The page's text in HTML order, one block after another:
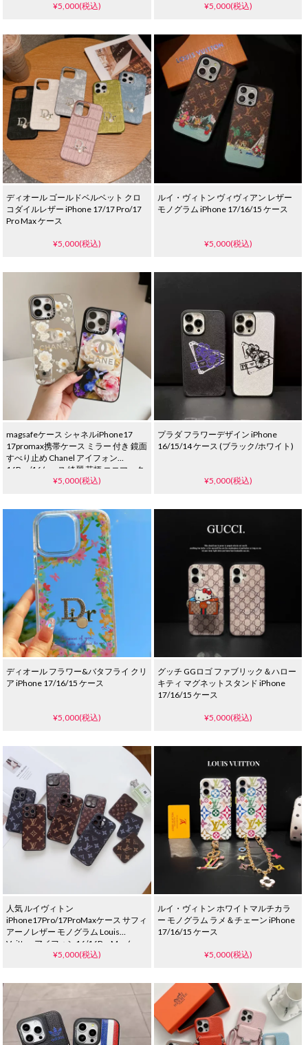
¥5,000(税込) ¥5,000(税込)
ディオール ゴールドベルベット クロ
コダイルレザー iPhone 17/17 Pro/17
Pro Max ケース
¥5,000(税込)
ルイ・ヴィトン ヴィヴィアン レザー
モノグラム iPhone 17/16/15 ケース
¥5,000(税込)
magsafeケース シャネルiPhone17
17promax携帯ケース ミラー 付き 鏡面
すべり止め Chanel アイフォン
16Pro/16ケース 綺麗 花柄 ココマーク
電気メッキ ハイ ブランド
¥5,000(税込)
プラダ フラワーデザイン iPhone
16/15/14 ケース (ブラック/ホワイト)
¥5,000(税込)
ディオール フラワー&バタフライ クリ
ア iPhone 17/16/15 ケース
¥5,000(税込)
グッチ GGロゴ ファブリック＆ハロー
キティ マグネットスタンド iPhone
17/16/15 ケース
¥5,000(税込)
人気 ルイヴィトン
iPhone17Pro/17ProMaxケース サフィ
アーノレザー モノグラム Louis
Vuitton アイフォン16/16ProMaxケー
ス カード収納 一体型 レンズ保護 ブラ
¥5,000(税込)
ルイ・ヴィトン ホワイトマルチカラ
ー モノグラム ラメ＆チェーン iPhone
17/16/15 ケース
¥5,000(税込)